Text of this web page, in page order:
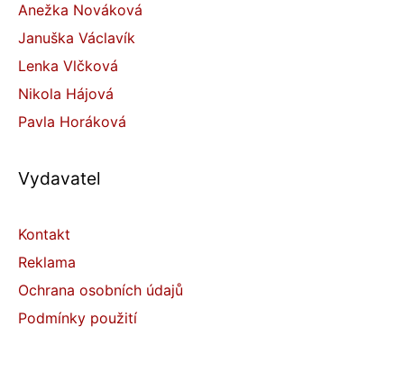
Anežka Nováková
Januška Václavík
Lenka Vlčková
Nikola Hájová
Pavla Horáková
Vydavatel
Kontakt
Reklama
Ochrana osobních údajů
Podmínky použití